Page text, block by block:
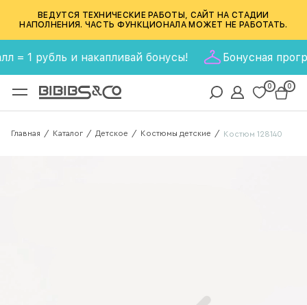
ВЕДУТСЯ ТЕХНИЧЕСКИЕ РАБОТЫ, САЙТ НА СТАДИИ
НАПОЛНЕНИЯ. ЧАСТЬ ФУНКЦИОНАЛА МОЖЕТ НЕ РАБОТАТЬ.
рубль и накапливай бонусы! Бонусная
0 0
Главная / Каталог / Детское / Костюмы детские / Костюм 128140